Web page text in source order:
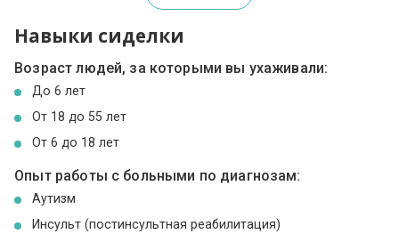
Навыки сиделки
Возраст людей, за которыми вы ухаживали:
До 6 лет
От 18 до 55 лет
От 6 до 18 лет
Опыт работы с больными по диагнозам:
Аутизм
Инсульт (постинсультная реабилитация)